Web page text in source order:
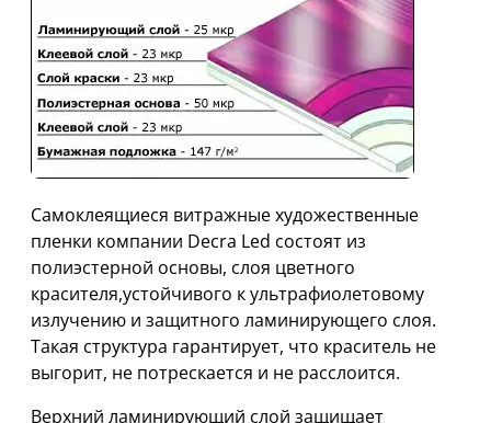
Самоклеящиеся витражные художественные
пленки компании Decra Led состоят из
полиэстерной основы, слоя цветного
красителя,устойчивого к ультрафиолетовому
излучению и защитного ламинирующего слоя.
Такая структура гарантирует, что краситель не
выгорит, не потрескается и не расслоится.
Верхний ламинирующий слой защищает